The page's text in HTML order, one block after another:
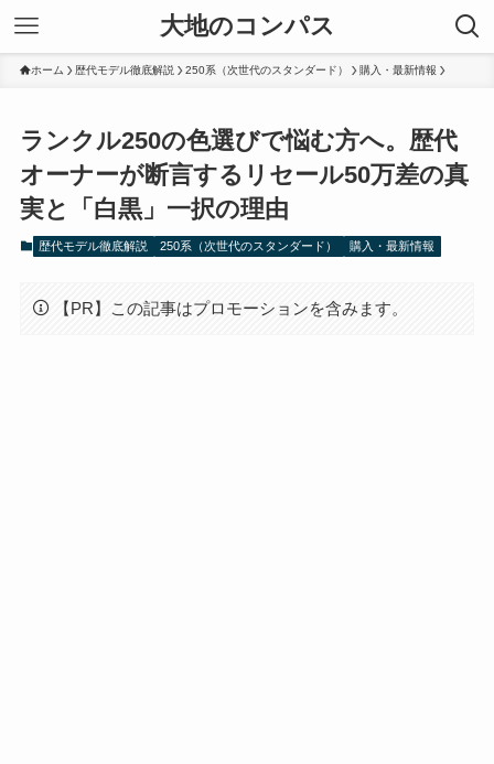
大地のコンパス
ホーム 歴代モデル徹底解説 250系（次世代のスタンダード） 購入・最新情報
ランクル250の色選びで悩む方へ。歴代
オーナーが断言するリセール50万差の真
実と「白黒」一択の理由
歴代モデル徹底解説 250系（次世代のスタンダード） 購入・最新情報
【PR】この記事はプロモーションを含みます。